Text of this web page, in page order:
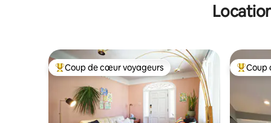
Coups de cœur voyageurs les plus appréciés
Coup de cœur voyageurs Coups
Coup